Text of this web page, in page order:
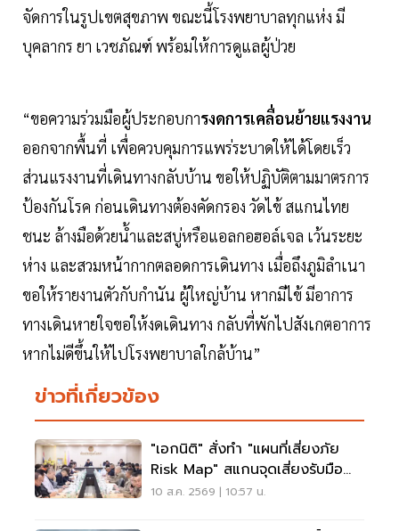
จัดการในรูปเขตสุขภาพ ขณะนี้โรงพยาบาลทุกแห่ง มี
บุคลากร ยา เวชภัณฑ์ พร้อมให้การดูแลผู้ป่วย
“ขอความร่วมมือผู้ประกอบการงดการเคลื่อนย้ายแรงงาน
ออกจากพื้นที่ เพื่อควบคุมการแพร่ระบาดให้ได้โดยเร็ว
ส่วนแรงงานที่เดินทางกลับบ้าน ขอให้ปฏิบัติตามมาตรการ
ป้องกันโรค ก่อนเดินทางต้องคัดกรอง วัดไข้ สแกนไทย
ชนะ ล้างมือด้วยน้ำและสบู่หรือแอลกอฮอล์เจล เว้นระยะ
ห่าง และสวมหน้ากากตลอดการเดินทาง เมื่อถึงภูมิลำเนา
ขอให้รายงานตัวกับกำนัน ผู้ใหญ่บ้าน หากมีไข้ มีอาการ
ทางเดินหายใจขอให้งดเดินทาง กลับที่พักไปสังเกตอาการ
หากไม่ดีขึ้นให้ไปโรงพยาบาลใกล้บ้าน”
ข่าวที่เกี่ยวข้อง
"เอกนิติ" สั่งทำ "แผนที่เสี่ยงภัย
Risk Map" สแกนจุดเสี่ยงรับมือน้ำ
ท่วม
10 ส.ค. 2569 | 10:57 น.